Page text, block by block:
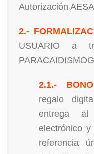
Autorización
2.-
USUARIO a
2.1.-
regalo
entrega al
electrónico
referencia